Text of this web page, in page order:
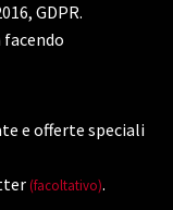
GDPR.
e offerte speciali
(facoltativo).